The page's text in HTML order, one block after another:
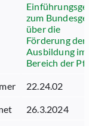
zum
über die
Förderung der
Ausbildung im
Bereich der
22.24.02
26.3.2024